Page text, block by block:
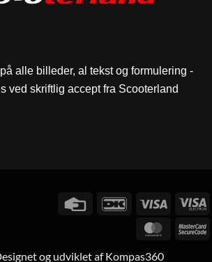
alle billeder, al tekst og formulering -
ved skriftlig accept fra Scooterland
og udviklet af Kompas360
Credit
DanKort Visa